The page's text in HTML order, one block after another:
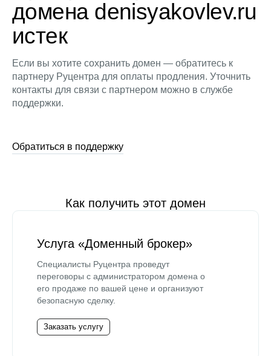
домена denisyakovlev.ru
истек
Если вы хотите сохранить домен — обратитесь к
партнеру Руцентра для оплаты продления. Уточнить
контакты для связи с партнером можно в службе
поддержки.
Обратиться в поддержку
Как получить этот домен
Услуга «Доменный брокер»
Специалисты Руцентра проведут
переговоры с администратором домена о
его продаже по вашей цене и организуют
безопасную сделку.
Заказать услугу